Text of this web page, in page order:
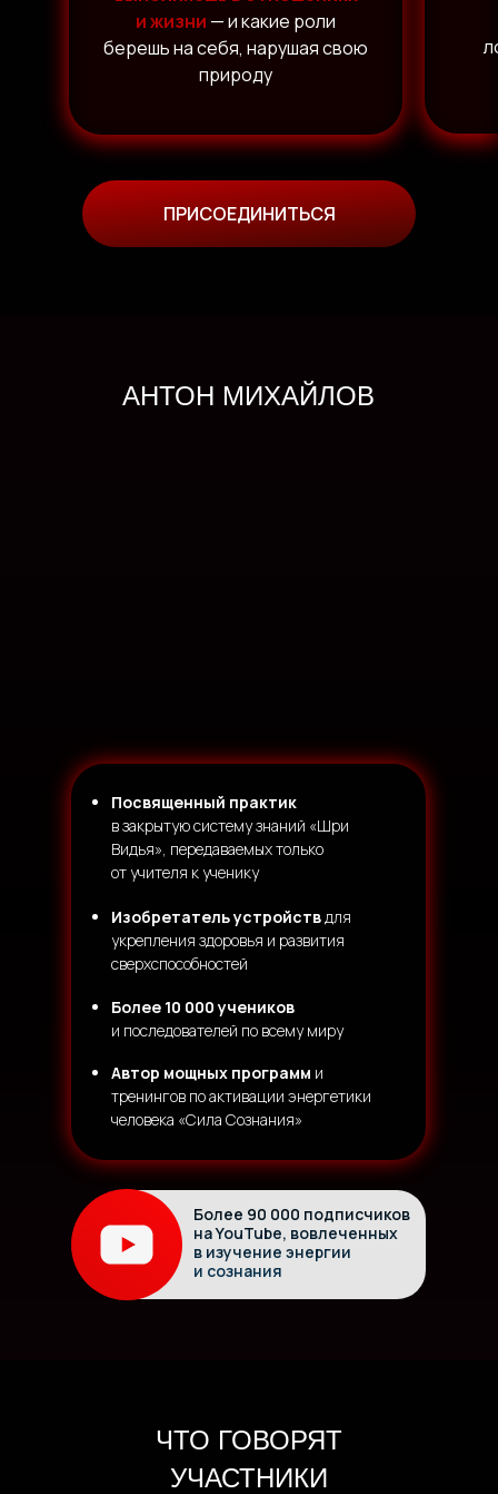
и жизни — и какие роли
берешь на себя, нарушая свою
природу
ПРИСОЕДИНИТЬСЯ
АНТОН МИХАЙЛОВ
Более 90 000 подписчиков
на YouTube, вовлеченных
в изучение энергии
и сознания
Изобретатель устройствдля
укрепления здоровья и развития
сверхспособностей
Посвященный практик
в закрытую систему знаний «Шри
Видья», передаваемых только
от учителя к ученику
Более 10 000 учеников
и последователей по всему миру
Автор мощных программ и
тренингов по активации энергетики
человека «Сила Сознания»
ЧТО ГОВОРЯТ
УЧАСТНИКИ